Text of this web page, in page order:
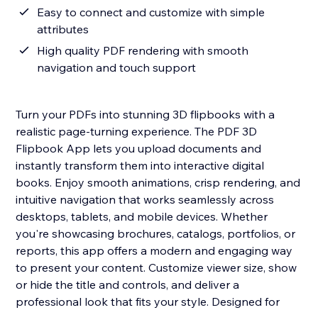
Easy to connect and customize with simple
attributes
High quality PDF rendering with smooth
navigation and touch support
Turn your PDFs into stunning 3D flipbooks with a
realistic page-turning experience. The PDF 3D
Flipbook App lets you upload documents and
instantly transform them into interactive digital
books. Enjoy smooth animations, crisp rendering, and
intuitive navigation that works seamlessly across
desktops, tablets, and mobile devices. Whether
you're showcasing brochures, catalogs, portfolios, or
reports, this app offers a modern and engaging way
to present your content. Customize viewer size, show
or hide the title and controls, and deliver a
professional look that fits your style. Designed for